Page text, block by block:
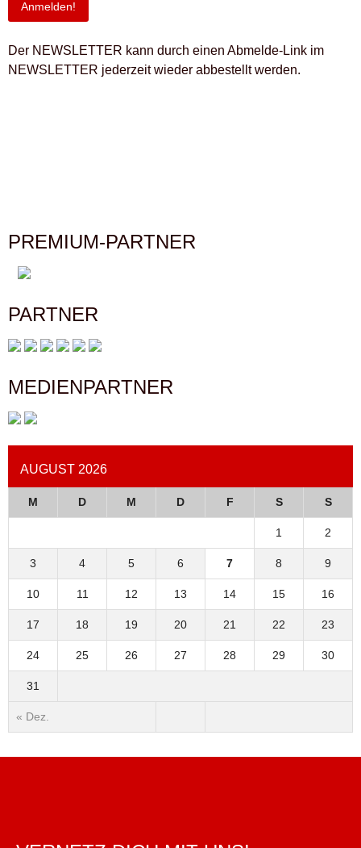
Der NEWSLETTER kann durch einen Abmelde-Link im
NEWSLETTER jederzeit wieder abbestellt werden.
PREMIUM-PARTNER
PARTNER
MEDIENPARTNER
AUGUST 2026
M D M D F S S
« Dez.
1 2
3 4 5 6 7 8 9
10 11 12 13 14 15 16
17 18 19 20 21 22 23
24 25 26 27 28 29 30
31